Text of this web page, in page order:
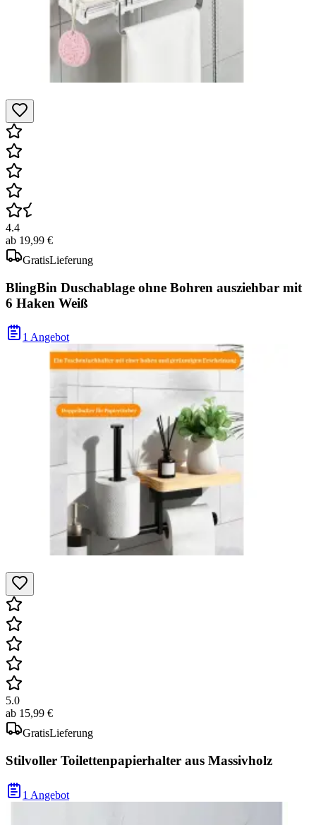
4.4
ab 19,99 €
GratisLieferung
BlingBin Duschablage ohne Bohren ausziehbar mit
6 Haken Weiß
1 Angebot
5.0
ab 15,99 €
GratisLieferung
Stilvoller Toilettenpapierhalter aus Massivholz
1 Angebot